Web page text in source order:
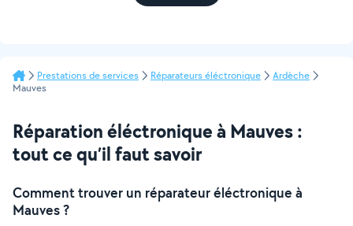
Prestations de services Réparateurs éléctronique
Ardèche
Mauves
Réparation éléctronique à Mauves :
tout ce qu’il faut savoir
Comment trouver un réparateur éléctronique à
Mauves ?